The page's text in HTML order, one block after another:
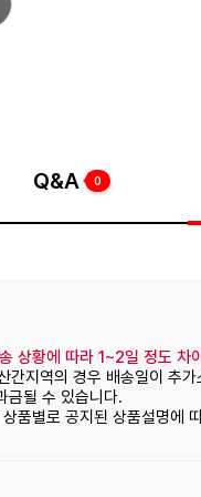
Q&A 0
상황에 따라 1~2일 정도 차
지역의 경우 배송일이 추가
금될 수 있습니다.
품별로 공지된 상품설명에